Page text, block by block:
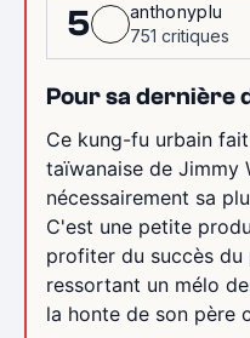
5
anthonyplu
751 critiques
Pour sa dernière
Ce kung-fu urbain
taïwanaise de Jimmy
nécessairement sa
C'est une petite
profiter du succès du
ressortant un mélo
la honte de son père